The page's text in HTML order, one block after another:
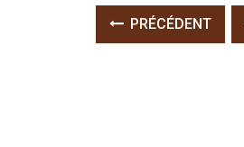
PRÉCÉDENT